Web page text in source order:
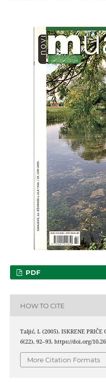
PDF
HOW TO CITE
Taljić, I. (2005). ISKRENE PRIČE
6(22), 92–93. https://doi.org/
More Citation Formats